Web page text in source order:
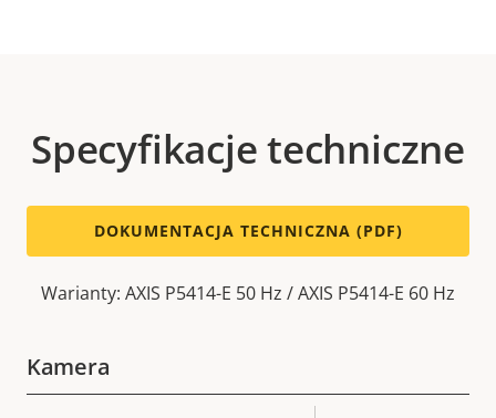
Specyfikacje techniczne
DOKUMENTACJA TECHNICZNA (PDF)
Warianty: AXIS P5414-E 50 Hz / AXIS P5414-E 60 Hz
Kamera